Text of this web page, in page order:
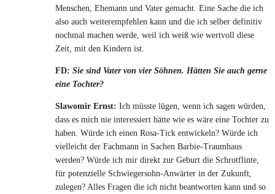
Menschen, Ehemann und Vater gemacht. Eine Sache die ich
also auch weiterempfehlen kann und die ich selber definitiv
nochmal machen werde, weil ich weiß wie wertvoll diese
Zeit, mit den Kindern ist.
FD: Sie sind Vater von vier Söhnen. Hätten Sie auch gerne
eine Tochter?
Slawomir Ernst: Ich müsste lügen, wenn ich sagen würden,
dass es mich nie interessiert hätte wie es wäre eine Tochter zu
haben. Würde ich einen Rosa-Tick entwickeln? Würde ich
vielleicht der Fachmann in Sachen Barbie-Traumhaus
werden? Würde ich mir direkt zur Geburt die Schrotflinte,
für potenzielle Schwiegersohn-Anwärter in der Zukunft,
zulegen? Alles Fragen die ich nicht beantworten kann und so